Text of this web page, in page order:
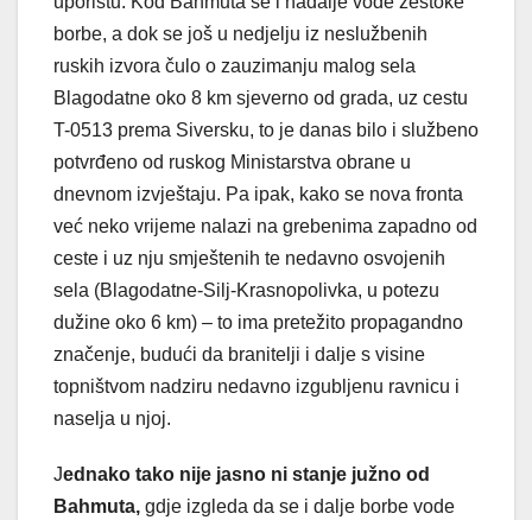
borbe, a dok se još u nedjelju iz neslužbenih
ruskih izvora čulo o zauzimanju malog sela
Blagodatne oko 8 km sjeverno od grada, uz cestu
T-0513 prema Siversku, to je danas bilo i službeno
potvrđeno od ruskog Ministarstva obrane u
dnevnom izvještaju. Pa ipak, kako se nova fronta
već neko vrijeme nalazi na grebenima zapadno od
ceste i uz nju smještenih te nedavno osvojenih
sela (Blagodatne-Silj-Krasnopolivka, u potezu
dužine oko 6 km) – to ima pretežito propagandno
značenje, budući da branitelji i dalje s visine
topništvom nadziru nedavno izgubljenu ravnicu i
naselja u njoj.
Jednako tako nije jasno ni stanje južno od
Bahmuta, gdje izgleda da se i dalje borbe vode